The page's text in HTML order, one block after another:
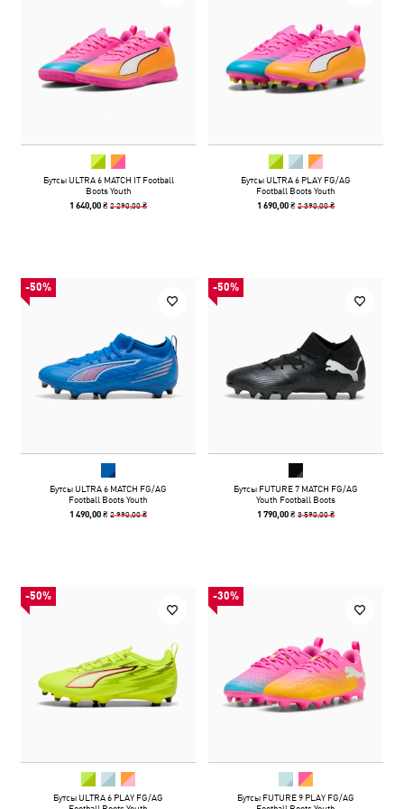
Бутсы ULTRA 6 MATCH IT Football
Boots Youth
1 640,00 ₴2 290,00 ₴
Бутсы ULTRA 6 PLAY FG/AG
Football Boots Youth
1 690,00 ₴2 390,00 ₴
-50%
Бутсы ULTRA 6 MATCH FG/AG
Football Boots Youth
1 490,00 ₴2 990,00 ₴
-50%
Бутсы FUTURE 7 MATCH FG/AG
Youth Football Boots
1 790,00 ₴3 590,00 ₴
-50%
Бутсы ULTRA 6 PLAY FG/AG
-30%
Бутсы FUTURE 9 PLAY FG/AG